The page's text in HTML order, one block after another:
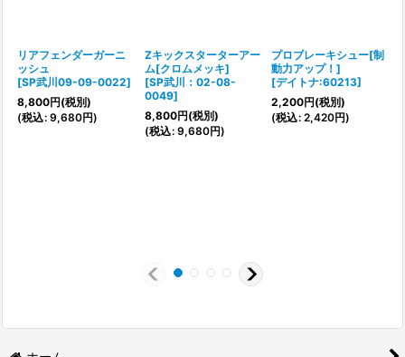
リアフェンダーガーニ
ッシュ
[SP武川09-09-0022]
8,800円(税別)
(税込: 9,680円)
Zキックスターターアー
ム[クロムメッキ]
[SP武川：02-08-
0049]
8,800円(税別)
(税込: 9,680円)
プロブレーキシュー[制
動力アップ！]
[デイトナ:60213]
2,200円(税別)
(税込: 2,420円)